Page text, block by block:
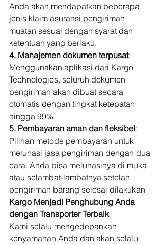
Anda akan mendapatkan beberapa
jenis klaim asuransi pengiriman
muatan sesuai dengan syarat dan
ketentuan yang berlaku.
4. Manajemen dokumen terpusat:
Menggunakan aplikasi dari Kargo
Technologies, seluruh dokumen
pengiriman akan dibuat secara
otomatis dengan tingkat ketepatan
hingga 99%.
5. Pembayaran aman dan fleksibel:
Pilihan metode pembayaran untuk
melunasi jasa pengiriman dengan dua
cara. Anda bisa melunasinya di muka,
atau selambat-lambatnya setelah
pengiriman barang selesai dilakukan
Kargo Menjadi Penghubung Anda
dengan Transporter Terbaik
Kami selalu mengedepankan
kenyamanan Anda dan akan selalu